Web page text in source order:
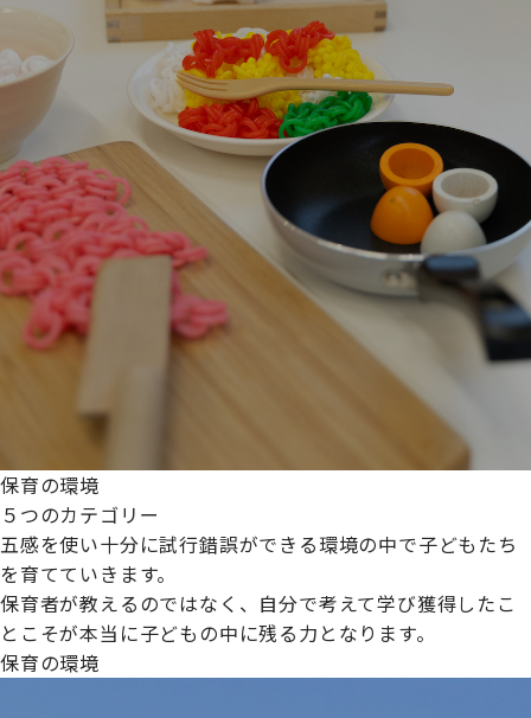
保育の環境
５つのカテゴリー
五感を使い十分に試行錯誤ができる環境の中で子どもたち
を育てていきます。
保育者が教えるのではなく、自分で考えて学び獲得したこ
とこそが本当に子どもの中に残る力となります。
保育の環境